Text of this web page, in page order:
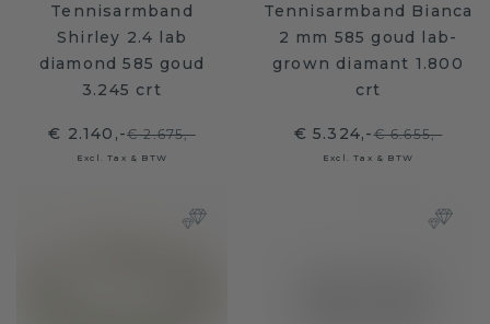
Tennisarmband
Shirley 2.4 lab
diamond 585 goud
3.245 crt
€ 2.140,-€ 2.675,-
Excl. Tax & BTW
Tennisarmband Bianca
2 mm 585 goud lab-
grown diamant 1.800
crt
€ 5.324,-€ 6.655,-
Excl. Tax & BTW